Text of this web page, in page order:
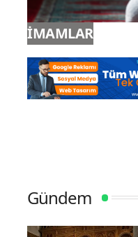
İMAMLAR
Gündem